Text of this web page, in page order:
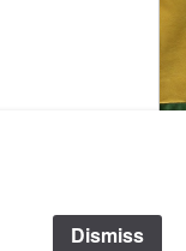
Dismiss